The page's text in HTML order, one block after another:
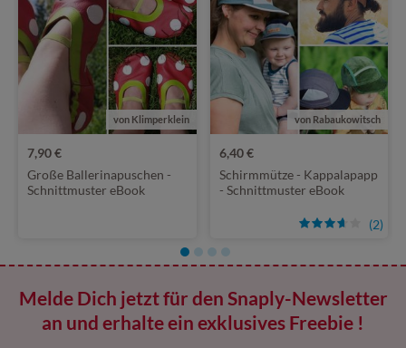
von Klimperklein
7,90 €
Große Ballerinapuschen -
Schnittmuster eBook
von Rabaukowitsch
(2)
6,40 €
Schirmmütze - Kappalapapp
- Schnittmuster eBook
Melde Dich jetzt für den Snaply-Newsletter
an und erhalte ein exklusives Freebie !